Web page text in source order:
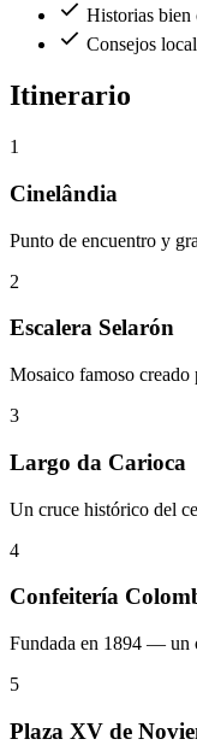
Historias bien
Consejos
Itinerario
1
Cinelândia
Punto de encuentro y
2
Escalera Selarón
Mosaico famoso creado
3
Largo da Carioca
Un cruce histórico del
4
Confeitería
Fundada en 1894 — un
5
Plaza XV de